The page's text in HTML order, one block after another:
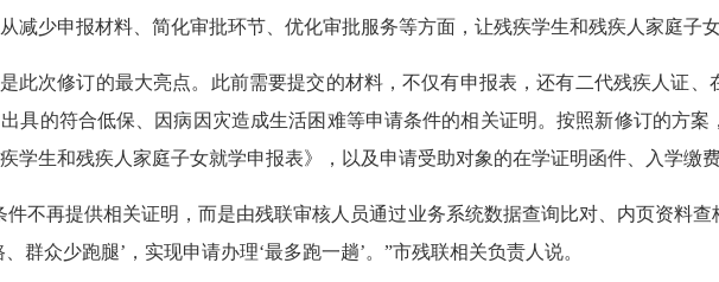
减少申报材料、简化审批环节、优化审批服务等方面，让残疾学生和残疾人家庭子
次修订的最大亮点。此前需要提交的材料，不仅有申报表，还有二代残疾人证、
具的符合低保、因病因灾造成生活困难等申请条件的相关证明。按照新修订的方案
学生和残疾人家庭子女就学申报表》，以及申请受助对象的在学证明函件、入学缴
再提供相关证明，而是由残联审核人员通过业务系统数据查询比对、内页资料查
群众少跑腿’，实现申请办理‘最多跑一趟’。”市残联相关负责人说。